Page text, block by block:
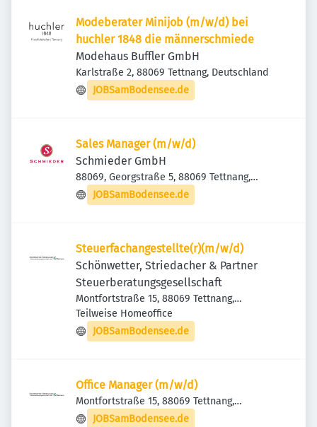
Modeberater Minijob (m/w/d) bei
huchler 1848 die männerschmiede
Modehaus Buffler GmbH
Karlstraße 2, 88069 Tettnang, Deutschland
JOBSamBodensee.de
Sales Manager (m/w/d)
Schmieder GmbH
88069, Georgstraße 5, 88069 Tettnang,
Deutschland
JOBSamBodensee.de
Steuerfachangestellte(r)(m/w/d)
Schönwetter, Striedacher & Partner
Steuerberatungsgesellschaft
Montfortstraße 15, 88069 Tettnang,
Deutschland
Teilweise Homeoffice
JOBSamBodensee.de
Office Manager (m/w/d)
Montfortstraße 15, 88069 Tettnang,
Deutschland
JOBSamBodensee.de